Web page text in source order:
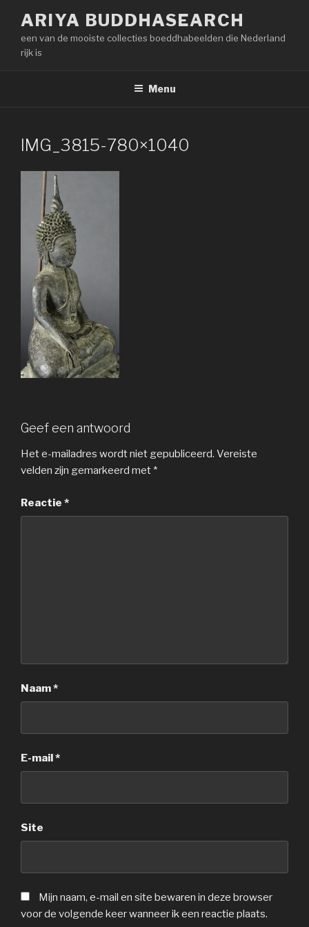
inhoud
springen
ARIYA BUDDHASEARCH
een van de mooiste collecties boeddhabeelden die Nederland
rijk is
Menu
IMG_3815-780×1040
Geef een antwoord
Het e-mailadres wordt niet gepubliceerd. Vereiste
velden zijn gemarkeerd met *
Reactie *
Naam*
E-mail*
Site
Mijn naam, e-mail en site bewaren in deze browser
voor de volgende keer wanneer ik een reactie plaats.